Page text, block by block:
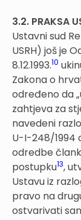
3.2. PRAKSA
Ustavni sud
USRH) još je
8.12.1993.10
Zakona o
određeno da
zahtjeva za
navedeni
U-I-248/1994
odredbe
postupku13,
Ustavu iz
pravo na
ostvarivati